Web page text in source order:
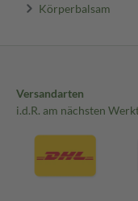
Körperbalsam
Versandarten
i.d.R. am nächsten